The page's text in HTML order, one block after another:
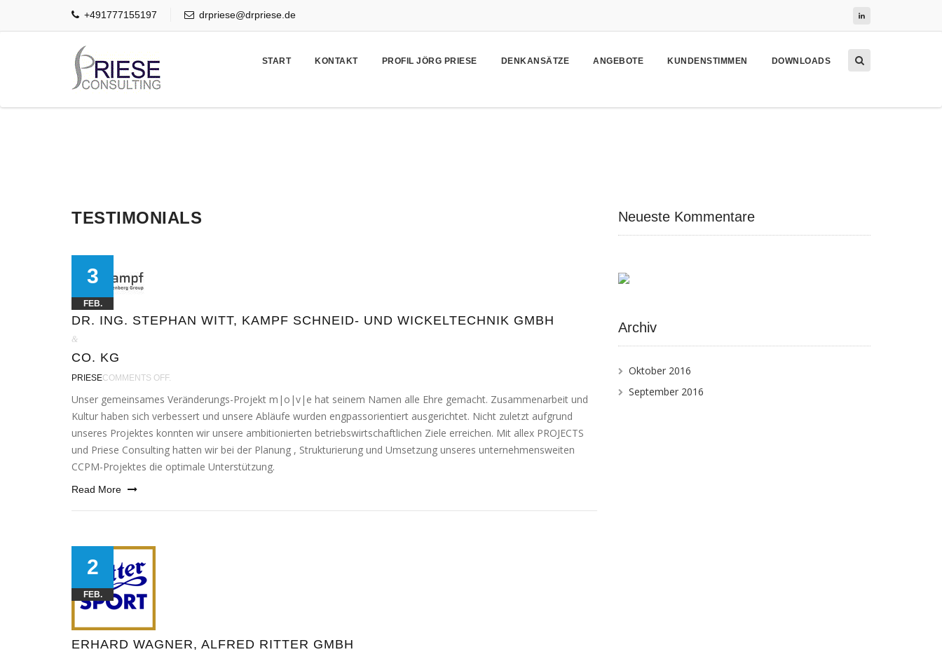
+491777155197 drpriese@drpriese.de
START KONTAKT PROFIL JÖRG PRIESE DENKANSÄTZE ANGEBOTE KUNDENSTIMMEN DOWNLOADS
Search
for:
TESTIMONIALS
3
FEB.
DR. ING. STEPHAN WITT, KAMPF SCHNEID- UND WICKELTECHNIK GMBH
&
CO. KG
PRIESECOMMENTS OFF.
Unser gemein­sa­mes Veränderungs-Projekt m|o|v|e hat sei­nem Namen alle Ehre gemacht. Zusammenarbeit und
Kultur haben sich ver­bes­sert und unse­re Abläufe wur­den eng­pass­ori­en­tiert aus­ge­rich­tet. Nicht zuletzt auf­grund
unse­res Projektes konn­ten wir unse­re ambi­tio­nier­ten betriebs­wirt­schaft­li­chen Ziele errei­chen. Mit allex PROJECTS
und Priese Consulting hat­ten wir bei der Planung , Strukturierung und Umsetzung unse­res unter­neh­mens­wei­ten
CCPM-Projektes die opti­ma­le Unterstützung.
Read More
2
FEB.
ERHARD WAGNER, ALFRED RITTER GMBH
Neueste Kommentare
Archiv
Oktober 2016
September 2016